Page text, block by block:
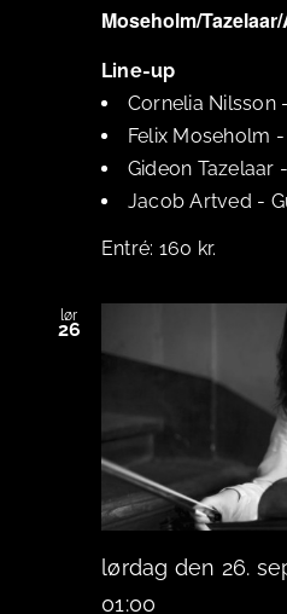
Moseholm/
Line-up
Cornelia Nilsson-
Felix Moseholm -
Gideon Tazelaar
Jacob Artved -
160 kr.
lør
26
lørdag den 26.
01:00